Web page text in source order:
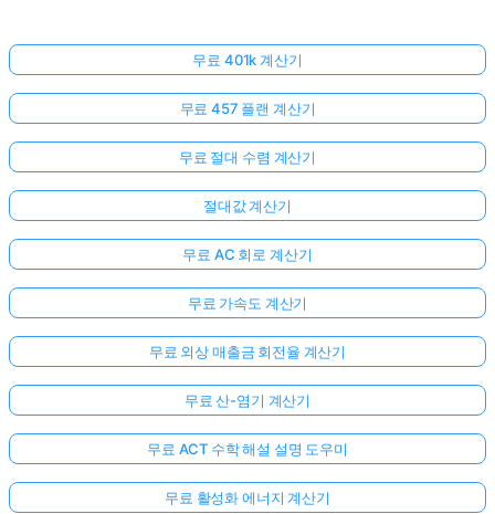
무료 401k 계산기
무료 457 플랜 계산기
무료 절대 수렴 계산기
절대값 계산기
무료 AC 회로 계산기
무료 가속도 계산기
무료 외상 매출금 회전율 계산기
무료 산-염기 계산기
무료 ACT 수학 해설 설명 도우미
무료 활성화 에너지 계산기